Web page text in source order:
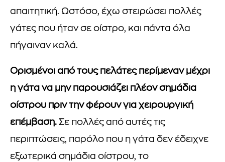
απαιτητική. Ωστόσο, έχω στειρώσει πολλές
γάτες που ήταν σε οίστρο, και πάντα όλα
πήγαιναν καλά.
Ορισμένοι από τους πελάτες περίμεναν μέχρι
η γάτα να μην παρουσιάζει πλέον σημάδια
οίστρου πριν την φέρουν για χειρουργική
επέμβαση. Σε πολλές από αυτές τις
περιπτώσεις, παρόλο που η γάτα δεν έδειχνε
εξωτερικά σημάδια οίστρου, το